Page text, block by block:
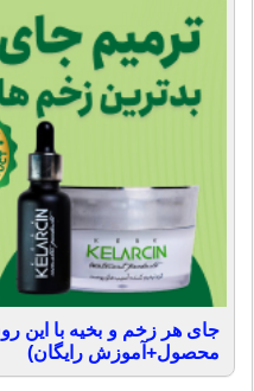
محصول+آموزش رایگان)